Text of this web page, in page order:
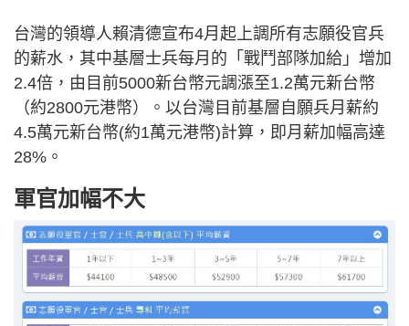
台灣的領導人賴清德宣布4月起上調所有志願役官兵
的薪水，其中基層士兵每月的「戰鬥部隊加給」增加
2.4倍，由目前5000新台幣元調漲至1.2萬元新台幣
（約2800元港幣）。以台灣目前基層自願兵月薪約
4.5萬元新台幣(約1萬元港幣)計算，即月薪加幅高達
28%。
軍官加幅不大